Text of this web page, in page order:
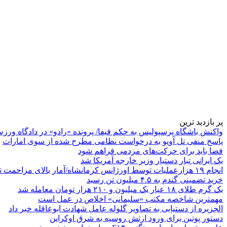
پر بازدید ترین
واکنش باشگاه پرسپولیس به حکم فیفا/ پرونده «رادو» در دادگاه
پاسخ منفی تل آویو به درخواست نظامی مطرح شده از سوی امارات
فضا باید برای حرکت‌های مردمی فراهم شود
یک ایرانی تبار دستیار وزیر خارجه آمریکا شد
انجام ۱۹ هزارعملیات توسط اورژانس کرمانشاه/آمار بالای مزاحمت تلفنی
خرید تضمینی گندم به ۴.۵ میلیون تن رسید
یک گرم طلای ۱۸ عیار یک میلیون و ۲۱۰ هزار تومان معامله شد
مهمترین شاخصه مکتب «سلیمانی» اخلاص در عمل است
الجزیره از دستیابی به تصاویر گلوله عامل شهادت ابوعاقله خبر داد
دستور پوتین برای ورود ارتش روسیه به شرق اوکراین